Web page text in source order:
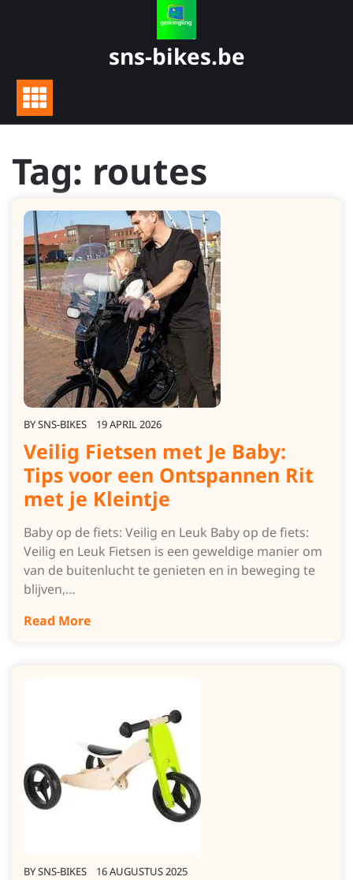
sns-bikes.be
Tag: routes
BYSNS-BIKES 19 APRIL 2026
Veilig Fietsen met Je Baby:
Tips voor een Ontspannen Rit
met je Kleintje
Baby op de fiets: Veilig en Leuk Baby op de fiets:
Veilig en Leuk Fietsen is een geweldige manier om
van de buitenlucht te genieten en in beweging te
blijven,…
Read More
BYSNS-BIKES 16 AUGUSTUS 2025